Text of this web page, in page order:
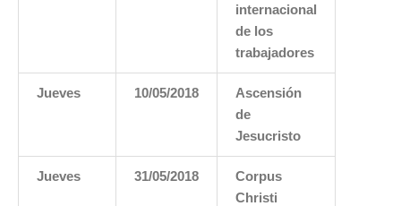
internacional
de los
trabajadores
Jueves 10/05/2018
Ascensión
de
Jesucristo
Jueves 31/05/2018
Corpus
Christi